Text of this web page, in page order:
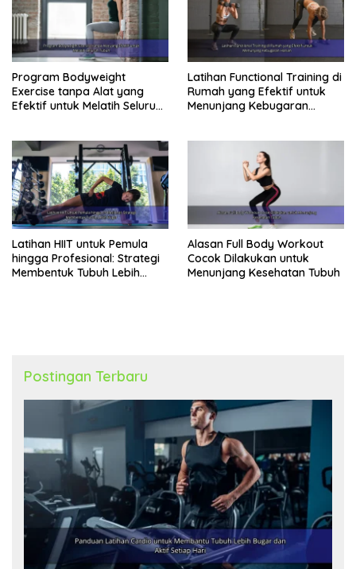
Program Bodyweight
Exercise tanpa Alat yang
Efektif untuk Melatih Seluruh
Latihan Functional Training di
Rumah yang Efektif untuk
Menunjang Kebugaran
Latihan HIIT untuk Pemula
hingga Profesional: Strategi
Membentuk Tubuh Lebih
Alasan Full Body Workout
Cocok Dilakukan untuk
Menunjang Kesehatan Tubuh
Postingan Terbaru